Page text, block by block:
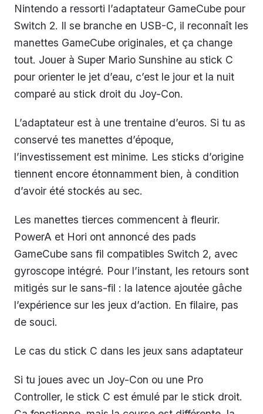
Nintendo a ressorti l’adaptateur GameCube pour
Switch 2. Il se branche en USB-C, il reconnaît les
manettes GameCube originales, et ça change
tout. Jouer à Super Mario Sunshine au stick C
pour orienter le jet d’eau, c’est le jour et la nuit
comparé au stick droit du Joy-Con.
L’adaptateur est à une trentaine d’euros. Si tu as
conservé tes manettes d’époque,
l’investissement est minime. Les sticks d’origine
tiennent encore étonnamment bien, à condition
d’avoir été stockés au sec.
Les manettes tierces commencent à fleurir.
PowerA et Hori ont annoncé des pads
GameCube sans fil compatibles Switch 2, avec
gyroscope intégré. Pour l’instant, les retours sont
mitigés sur le sans-fil : la latence ajoutée gâche
l’expérience sur les jeux d’action. En filaire, pas
de souci.
Le cas du stick C dans les jeux sans adaptateur
Si tu joues avec un Joy-Con ou une Pro
Controller, le stick C est émulé par le stick droit.